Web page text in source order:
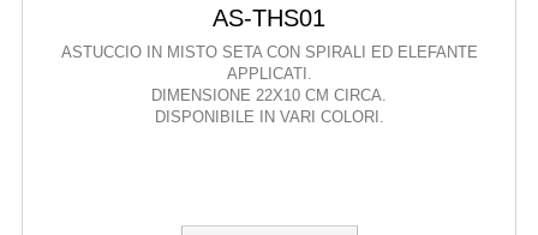
AS-THS01
ASTUCCIO IN MISTO SETA CON SPIRALI ED ELEFANTE
APPLICATI.
DIMENSIONE 22X10 CM CIRCA.
DISPONIBILE IN VARI COLORI.